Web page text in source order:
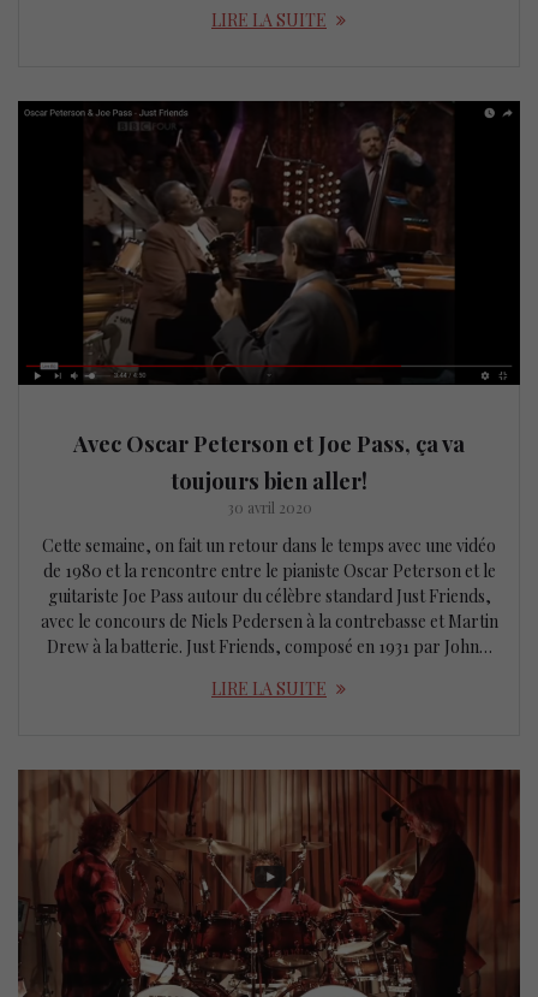
LIRE LA SUITE
Avec Oscar Peterson et Joe Pass, ça va
toujours bien aller!
30 avril 2020
Cette semaine, on fait un retour dans le temps avec une vidéo
de 1980 et la rencontre entre le pianiste Oscar Peterson et le
guitariste Joe Pass autour du célèbre standard Just Friends,
avec le concours de Niels Pedersen à la contrebasse et Martin
Drew à la batterie. Just Friends, composé en 1931 par John…
LIRE LA SUITE